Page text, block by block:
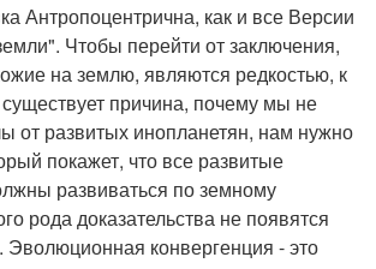
Антропоцентрична, как и все Версии
Чтобы перейти от заключения,
на землю, являются редкостью, к
причина, почему мы не
от развитых инопланетян, нам нужно
покажет, что все развитые
развиваться по земному
рода доказательства не появятся
Эволюционная конвергенция - это